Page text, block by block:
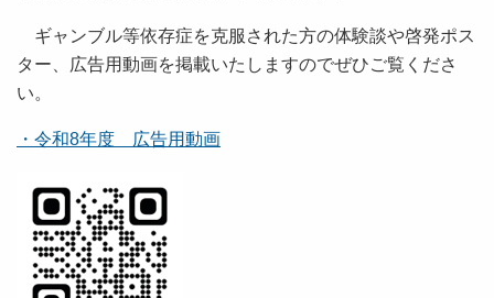
ギャンブル等依存症を克服された方の体験談や啓発ポス
ター、広告用動画を掲載いたしますのでぜひご覧くださ
い。
・令和8年度 広告用動画